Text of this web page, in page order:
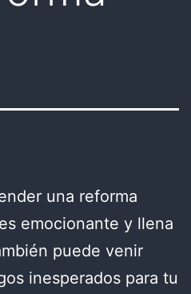
una reforma
emocionante y llena
puede venir
inesperados para tu